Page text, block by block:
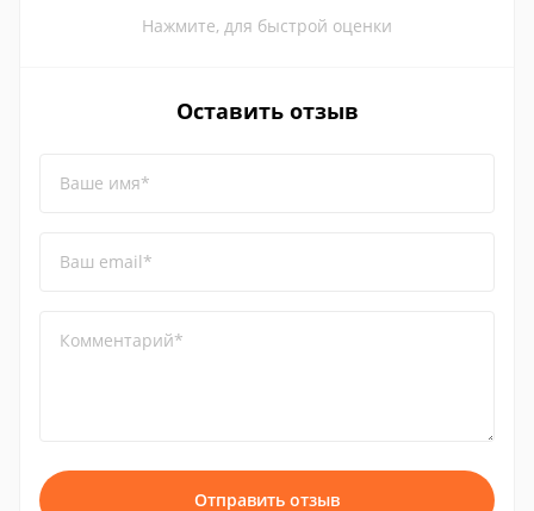
Нажмите, для быстрой оценки
Оставить отзыв
Ваше имя*
Ваш email*
Комментарий*
Отправить отзыв